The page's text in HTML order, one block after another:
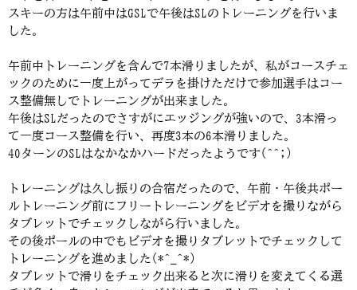
スキーの方は午前中はGSLで午後はSLのトレーニングを行いま
した。
午前中トレーニングを含んで7本滑りましたが、私がコースチェ
ックのために一度上がってデラを掛けただけで参加選手はコー
ス整備無しでトレーニングが出来ました。
午後はSLだったのでさすがにエッジングが強いので、3本滑っ
て一度コース整備を行い、再度3本の6本滑りました。
40ターンのSLはなかなかハードだったようです(^^;)
トレーニングは久し振りの合宿だったので、午前・午後共ポー
ルトレーニング前にフリートレーニングをビデオを撮りながら
タブレットでチェックしながら行いました。
その後ポールの中でもビデオを撮りタブレットでチェックして
トレーニングを進めました(*^_^*)
タブレットで滑りをチェック出来ると次に滑りを変えてくる選